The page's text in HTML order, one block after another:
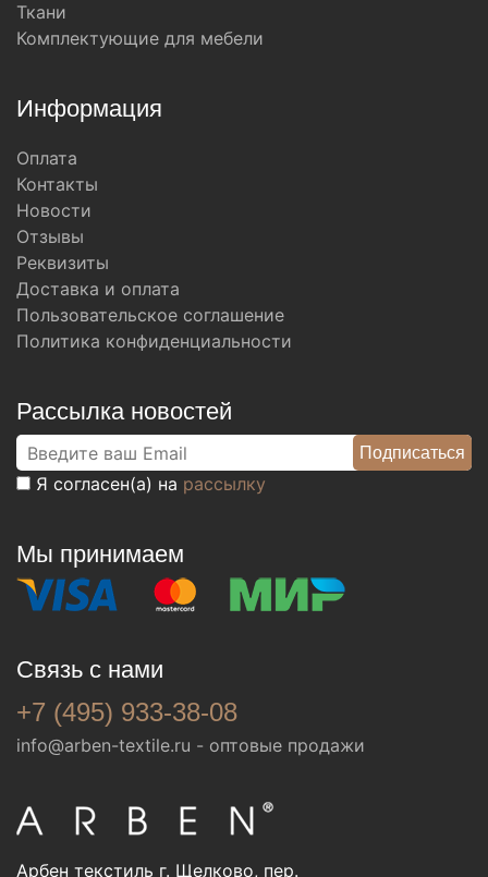
Ткани
Комплектующие для мебели
Информация
Оплата
Контакты
Новости
Отзывы
Реквизиты
Доставка и оплата
Пользовательское соглашение
Политика конфиденциальности
Рассылка новостей
Я согласен(а) на рассылку
Мы принимаем
Связь с нами
+7 (495) 933-38-08
info@arben-textile.ru - оптовые продажи
Арбен текстиль г. Щелково, пер.